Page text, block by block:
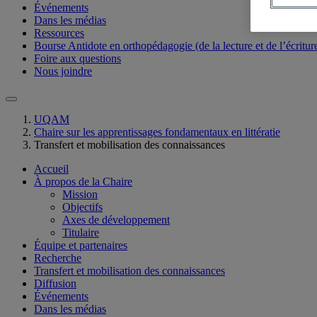
Événements
Dans les médias
Ressources
Bourse Antidote en orthopédagogie (de la lecture et de
Foire aux questions
Nous joindre
UQAM
Chaire sur les apprentissages fondamentaux en littératie
Transfert et mobilisation des connaissances
Accueil
À propos de la Chaire
Mission
Objectifs
Axes de développement
Titulaire
Équipe et partenaires
Recherche
Transfert et mobilisation des connaissances
Diffusion
Événements
Dans les médias